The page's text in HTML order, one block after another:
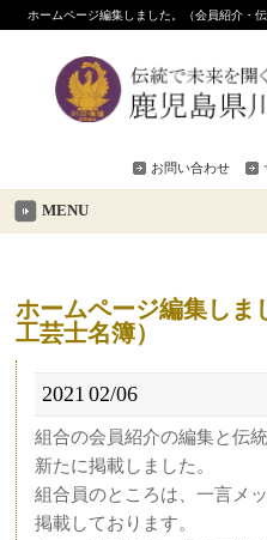
ホームページ編集しました。（会員紹介・
お問い合わせ
MENU
ホームページ編集しました。（会員紹介・伝統
工芸士名簿）
02/06
2021
組合の会員紹介の編集と伝
新たに掲載しました。
組合員のところは、一言メ
掲載しております。